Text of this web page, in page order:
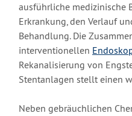
ausführliche medizinische
Erkrankung, den Verlauf
Behandlung. Die
interventionellen
Rekanalisierung von
Stentanlagen stellt einen
Neben gebräuchlichen